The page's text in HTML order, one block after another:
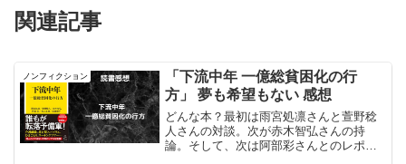
関連記事
ノンフィクション
「下流中年 一億総貧困化の行
方」 夢も希望もない 感想
どんな本？最初は雨宮処凛さんと萱野稔
人さんの対談。次が赤木智弘さんの持
論。そして、次は阿部彩さんとのレポー